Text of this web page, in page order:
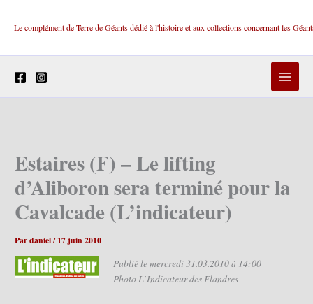
Le complément de Terre de Géants dédié à l'histoire et aux collections concernant les
Estaires (F) – Le lifting
d’Aliboron sera terminé pour la
Cavalcade (L’indicateur)
Pardaniel/17 juin 2010
Publié le mercredi 31.03.2010 à 14:00
Photo L’Indicateur des Flandres